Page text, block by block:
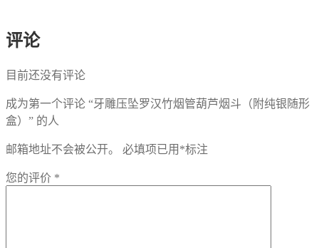
评论
目前还没有评论
成为第一个评论 “牙雕压坠罗汉竹烟管葫芦烟斗（附纯银随形
盒）” 的人
邮箱地址不会被公开。 必填项已用 *标注
您的评价 *